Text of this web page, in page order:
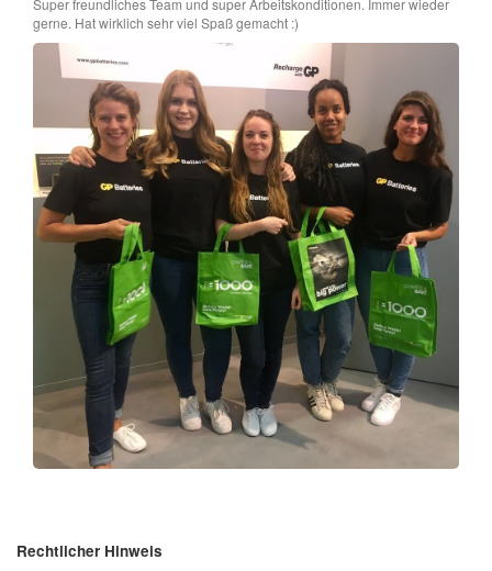
Super freundliches Team und super Arbeitskonditionen. Immer wieder
gerne. Hat wirklich sehr viel Spaß gemacht :)
Rechtlicher Hinweis